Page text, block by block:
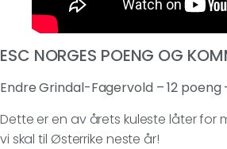
ESC NORGES POENG OG
Endre Grindal-Fagervold – 12 poeng
Dette er en av årets kuleste låter for
vi skal til Østerrike neste år!